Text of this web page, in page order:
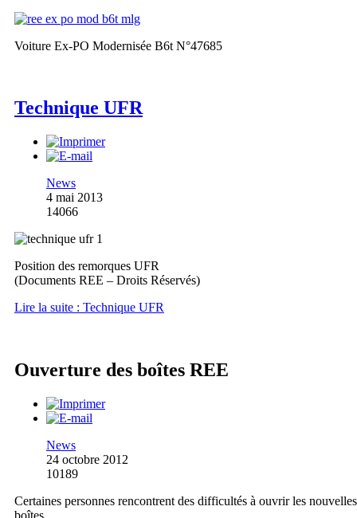
Voiture Ex-PO Modernisée B6t N°47685
Technique UFR
News
4 mai 2013
14066
Position des remorques UFR
(Documents REE – Droits Réservés)
Lire la suite : Technique UFR
Ouverture des boîtes REE
News
24 octobre 2012
10189
Certaines personnes rencontrent des difficultés à ouvrir les nouvelles